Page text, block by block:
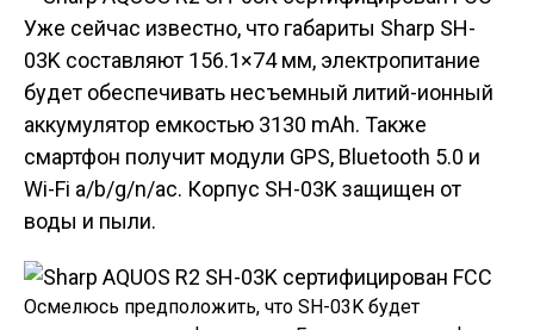
Уже сейчас известно, что габариты Sharp SH-
03K составляют 156.1×74 мм, электропитание
будет обеспечивать несъемный литий-ионный
аккумулятор емкостью 3130 mAh. Также
смартфон получит модули GPS, Bluetooth 5.0 и
Wi-Fi a/b/g/n/ac. Корпус SH-03K защищен от
воды и пыли.
Осмелюсь предположить, что SH-03K будет